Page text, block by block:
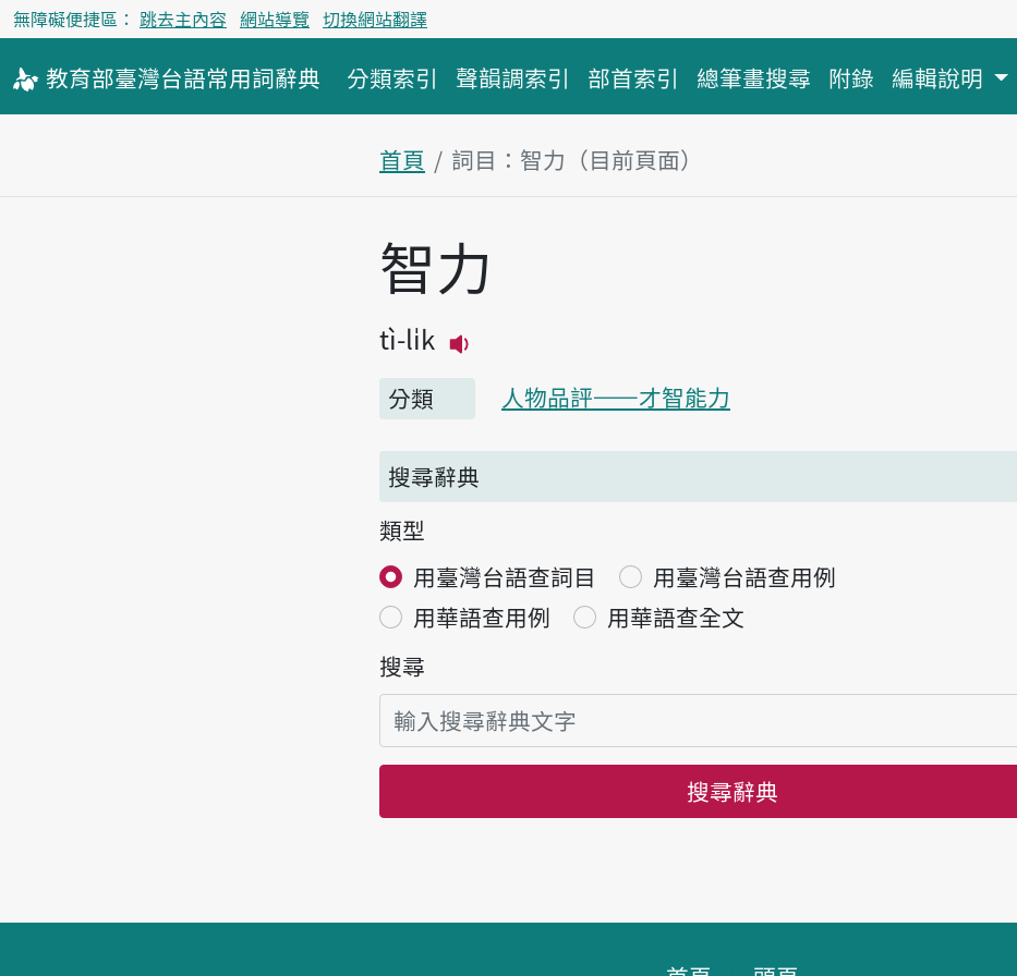
無障礙便捷區： 跳去主內容 網站導覽 切換網站翻譯
教育部臺灣台語常用詞辭典 分類索引 聲韻調索引 部首索引 總筆畫搜尋 附錄 編輯說明
首頁 詞目：智力（目前頁面）
主內容區塊
智力
tì-li̍k
分類
人物品評——才智能力
搜尋辭典
類型
用臺灣台語查詞目
用臺灣台語查用例
用華語查用例
用華語查全文
搜尋
搜尋辭典